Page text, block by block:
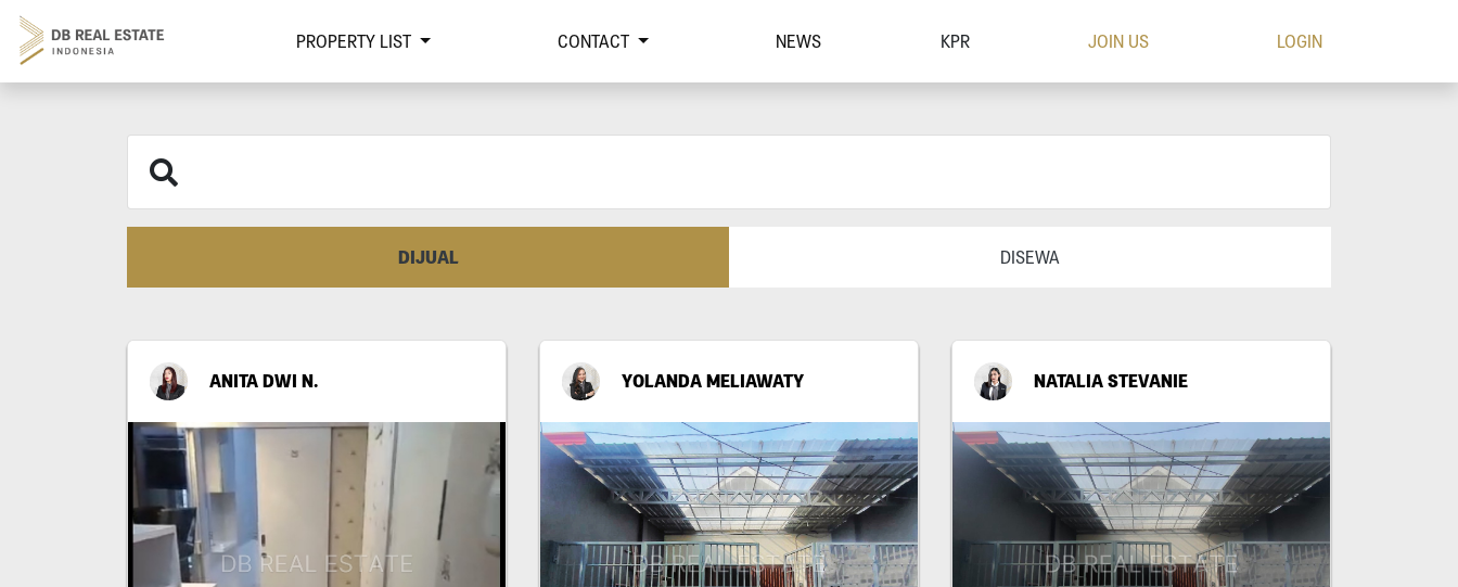
PROPERTY LIST CONTACT NEWS KPR JOIN US LOGIN
DIJUAL DISEWA
ANITA DWI N. YOLANDA MELIAWATY NATALIA STEVANIE